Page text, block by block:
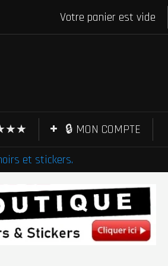
Votre panier est vide
🔒 MON COMPTE
et stickers.